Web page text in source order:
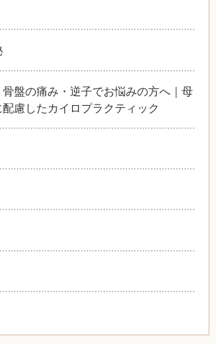
盤の痛み・逆子でお悩みの方へ｜母
慮したカイロプラクティック